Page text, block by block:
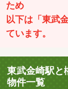
ため
以下は「東武
ています。
東武金崎駅と
物件一覧